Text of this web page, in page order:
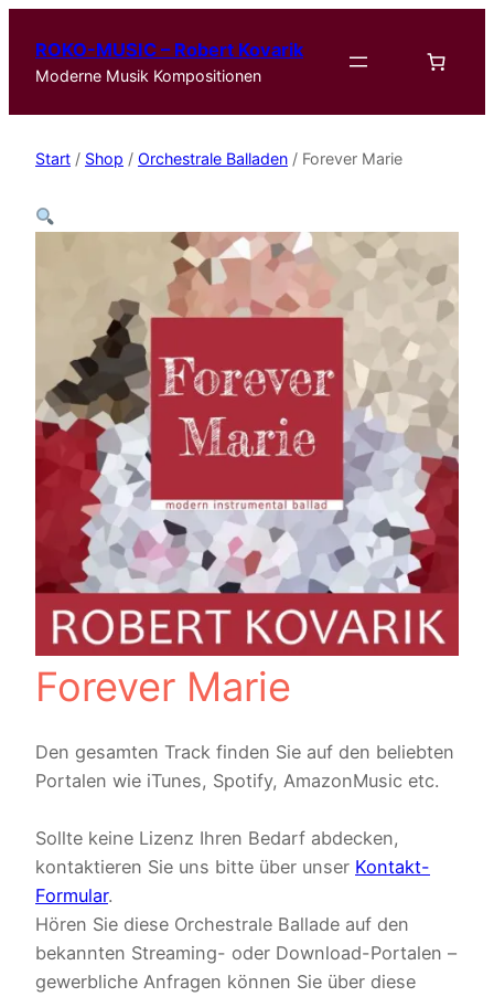
ROKO-MUSIC – Robert Kovarik
Moderne Musik Kompositionen
Start / Shop / Orchestrale Balladen / Forever Marie
Forever Marie
Den gesamten Track finden Sie auf den beliebten
Portalen wie iTunes, Spotify, AmazonMusic etc.
Sollte keine Lizenz Ihren Bedarf abdecken,
kontaktieren Sie uns bitte über unser Kontakt-
Formular.
Hören Sie diese Orchestrale Ballade auf den
bekannten Streaming- oder Download-Portalen –
gewerbliche Anfragen können Sie über diese